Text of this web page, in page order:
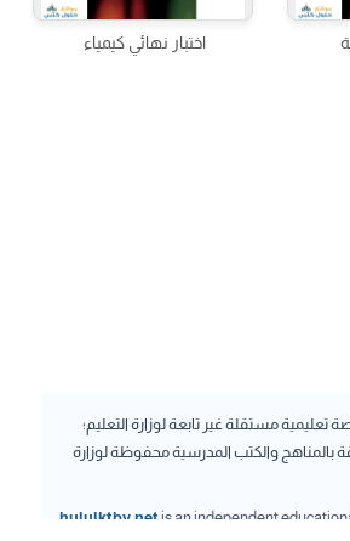
اختبار نهائي كيمياء
تعليمية مستقلة غير تابعة لوزارة التعليم؛
بالمناهج والكتب المدرسية محفوظة لوزارة
hululktby.net is an independent